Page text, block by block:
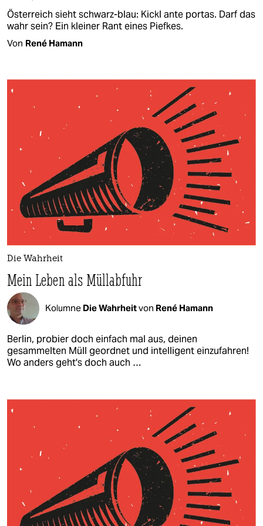
Österreich sieht schwarz-blau: Kickl ante portas. Darf das
wahr sein? Ein kleiner Rant eines Piefkes.
Von René Hamann
Die Wahrheit
Mein Leben als Müllabfuhr
Kolumne Die Wahrheitvon René Hamann
Berlin, probier doch einfach mal aus, deinen
gesammelten Müll geordnet und intelligent einzufahren!
Wo anders geht's doch auch …